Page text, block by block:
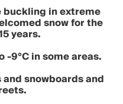
buckling in extreme
snow for the
years.
9°C in some areas.
snowboards and